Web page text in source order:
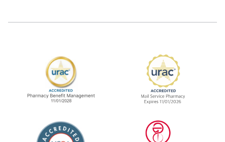
URAC Accredited Pharmacy Benefit
URAC